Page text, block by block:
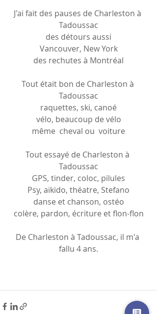
J'ai fait des pauses de Charleston à
Tadoussac
des détours aussi
Vancouver, New York
des rechutes à Montréal
Tout était bon de Charleston à
Tadoussac
raquettes, ski, canoé
vélo, beaucoup de vélo
même  cheval ou  voiture
Tout essayé de Charleston à
Tadoussac
GPS, tinder, coloc, pilules
Psy, aïkido, théatre, Stefano
danse et chanson, ostéo
colère, pardon, écriture et flon-flon
De Charleston à Tadoussac, il m'a
fallu 4 ans.